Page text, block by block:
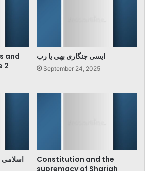
and
2
ایسی چنگاری بھی یا رب
September 24, 2025
اسلامی
Constitution and the